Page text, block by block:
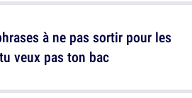
à ne pas sortir pour les
veux pas ton bac